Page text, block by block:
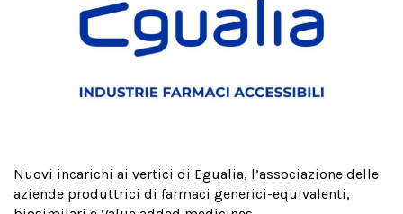
Nuovi incarichi ai vertici di Egualia, l’associazione delle
aziende produttrici di farmaci generici-equivalenti,